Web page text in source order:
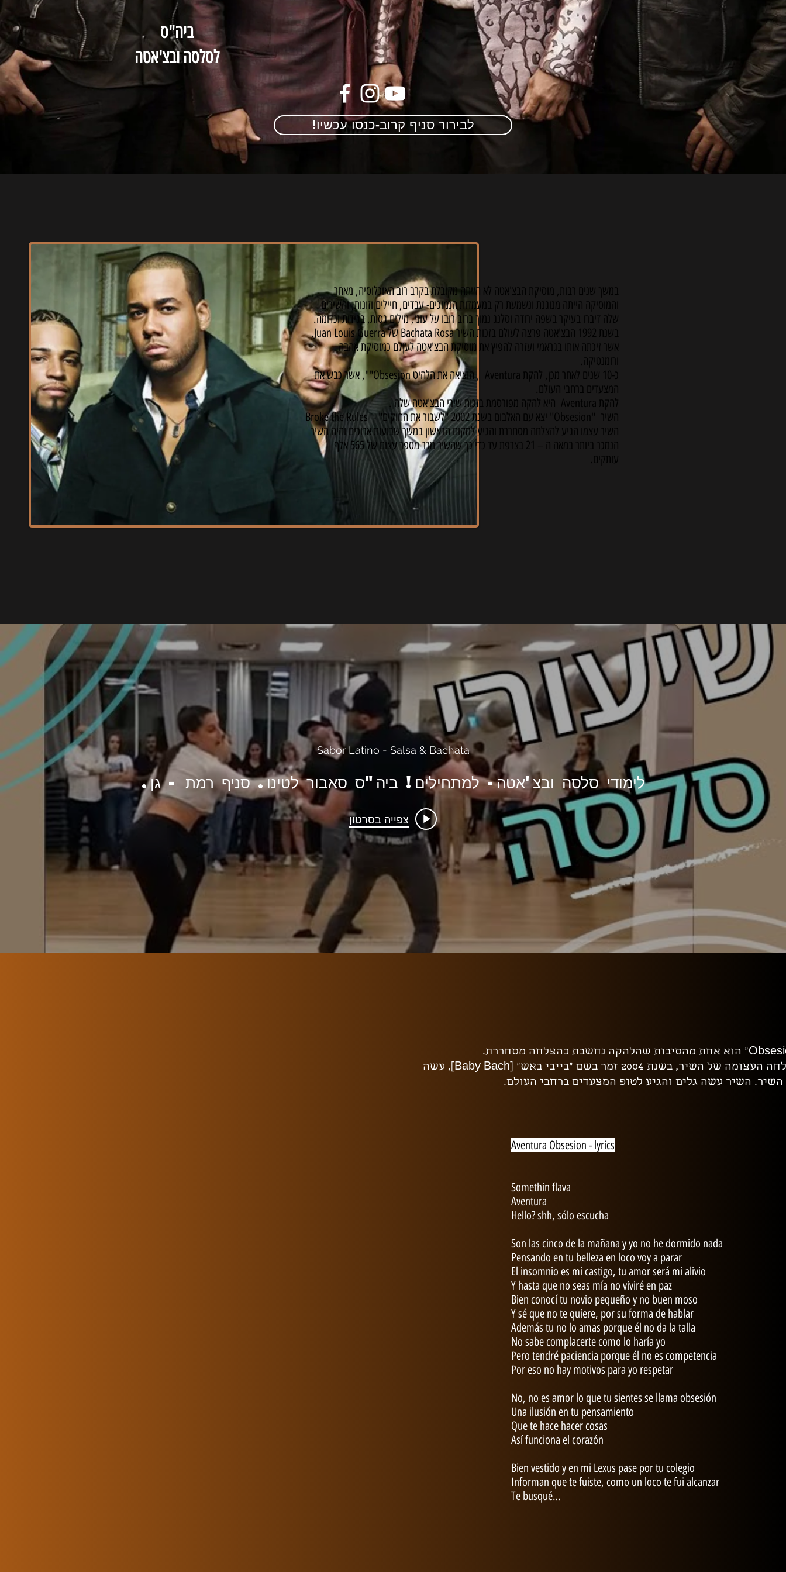
ביה"ס
לסלסה ובצ'אטה
!לבירור סניף קרוב-כנסו עכשיו
במשך שנים רבות, מוסיקת הבצ'אטה לא הייתה מקובלת בקרב רוב האוכלוסיה, מאחר
והמוסיקה הייתה מנוגנת ונשמעת רק במעמדות הנמוכים- עבדים, חיילים וזונות, והשירים
שלה דיברו בעיקר בשפה ירודה וסלנג נמוך ברוב רובו על עוני, מילים גסות, בגידות וכדומה.
בשנת 1992 הבצ'אטה פרצה לעולם בזכות השיר Bachata Rosa של Juan Louis Guerra,
אשר זיכתה אותו בגראמי ועזרה להפיץ את מוסיקת הבצ'אטה לעןלם כמוסיקת אהבה
ורומנטיקה.
כ-10 שנים לאחר מכן, להקת Aventura , הוציאה את הלהיט Obsesion"", אשר כבש את
המצעדים ברחבי העולם.
להקת Aventura היא להקה מפורסמת בזכות שירי הבצ'אטה שלה .
השיר "Obsesion" יצא עם האלבום בשנת 2002 "לשבור את החוקים" - Broke the Rules
השיר עצמו הגיע להצלחה מסחררת והגיע למקום הראשון במשך שבועות ארוכים והיה השיר
הנמכר ביותר במאה ה – 21 בצרפת עד כדי כך שהשיר מכר מספר עצום של 565 אלף
עותקים.
Sabor Latino - Salsa & Bachata
לימודי סלסה ובצ'אטה- למתחילים! ביה"ס סאבור לטינו. סניף רמת - גן.
צפייה בסרטון
לאור ההצלחה העצומה של השיר, בשנת 2004 זמר בשם "בייבי באש" [Baby Bach], עשה
השיר. השיר עשה גלים והגיע לטופ המצעדים ברחבי העולם.
Aventura Obsesion - lyrics​
Somethin flava
Aventura
Hello? shh, sólo escucha
Son las cinco de la mañana y yo no he dormido nada
Pensando en tu belleza en loco voy a parar
El insomnio es mi castigo, tu amor será mi alivio
Y hasta que no seas mía no viviré en paz
Bien conocí tu novio pequeño y no buen moso
Y sé que no te quiere, por su forma de hablar
Además tu no lo amas porque él no da la talla
No sabe complacerte como lo haría yo
Pero tendré paciencia porque él no es competencia
Por eso no hay motivos para yo respetar
No, no es amor lo que tu sientes se llama obsesión
Una ilusión en tu pensamiento
Que te hace hacer cosas
Así funciona el corazón
Bien vestido y en mi Lexus pase por tu colegio
Informan que te fuiste, como un loco te fui alcanzar
Te busqué…